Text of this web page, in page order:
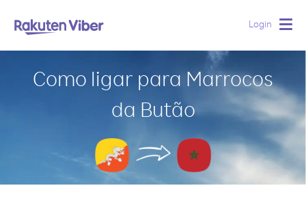
Login
Como ligar para Marrocos
da Butão